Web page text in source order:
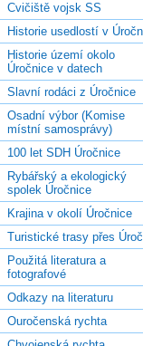
Cvičiště vojsk SS
Historie usedlostí v
Historie území okolo
Úročnice v datech
Slavní rodáci z Úročnice
Osadní výbor (Komise
místní samosprávy)
100 let SDH Úročnice
Rybářský a ekologický
spolek Úročnice
Krajina v okolí Úročnice
Turistické trasy přes
Použitá literatura a
fotografové
Odkazy na literaturu
Ouročenská rychta